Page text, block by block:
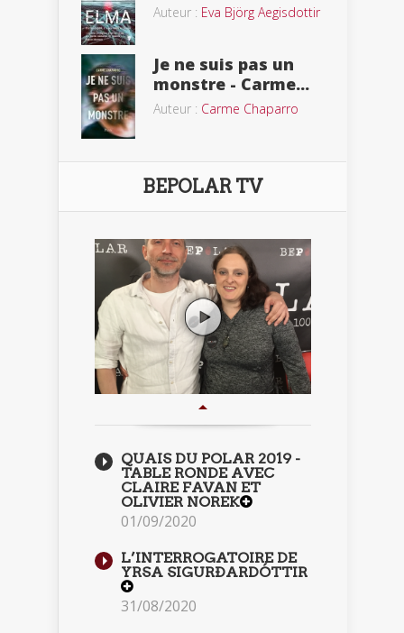
Auteur : Eva Björg Aegisdottir
Je ne suis pas un
monstre - Carme...
Auteur : Carme Chaparro
BEPOLAR TV
QUAIS DU POLAR 2019 -
TABLE RONDE AVEC
CLAIRE FAVAN ET
OLIVIER NOREK
01/09/2020
L’INTERROGATOIRE DE
YRSA SIGURÐARDÓTTIR
31/08/2020